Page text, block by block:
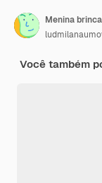
Menina
Você também